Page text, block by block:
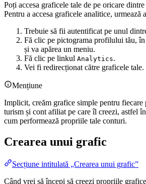
Poți accesa graficele tale de pe oricare
Pentru a accesa graficele analitice, urmează
Trebuie să fii autentificat pe unul
Fă clic pe pictograma profilului tău,
și va apărea un meniu.
Fă clic pe linkul Analytics.
Vei fi redirecționat către graficele tale.
Mențiune
Implicit, creăm grafice simple pentru fiecare
turism și cont afiliat pe care îl creezi, astfel
cum performează propriile tale conturi.
Crearea unui grafic
Secțiune intitulată „Crearea unui grafic”
Când vrei să începi să creezi propriile